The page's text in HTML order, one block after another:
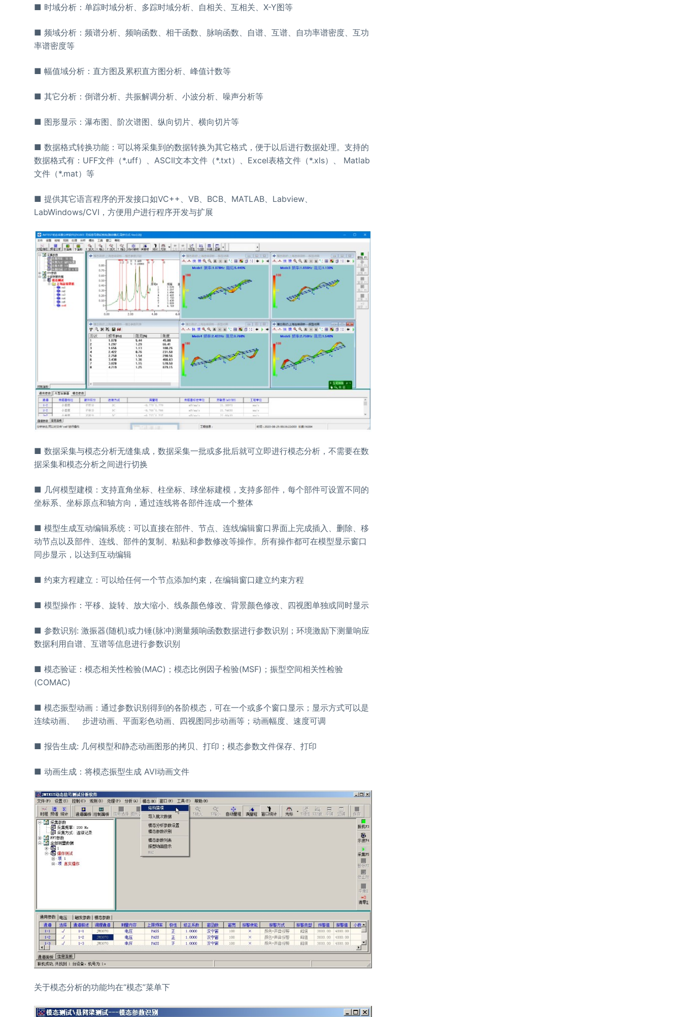
■ 时域分析：单踪时域分析、多踪时域分析、自相关、互相关、X-Y图等
■ 频域分析：频谱分析、频响函数、相干函数、脉响函数、自谱、互谱、自功率谱密度、互功
率谱密度等
■ 幅值域分析：直方图及累积直方图分析、峰值计数等
■ 其它分析：倒谱分析、共振解调分析、小波分析、噪声分析等
■ 图形显示：瀑布图、阶次谱图、纵向切片、横向切片等
■ 数据格式转换功能：可以将采集到的数据转换为其它格式，便于以后进行数据处理。支持的
数据格式有：UFF文件（*.uff）、ASCII文本文件（*.txt）、Excel表格文件（*.xls）、 Matlab
文件（*.mat）等
■ 提供其它语言程序的开发接口如VC++、VB、BCB、MATLAB、Labview、
LabWindows/CVI，方便用户进行程序开发与扩展
■ 数据采集与模态分析无缝集成，数据采集一批或多批后就可立即进行模态分析，不需要在数
据采集和模态分析之间进行切换
■ 几何模型建模：支持直角坐标、柱坐标、球坐标建模，支持多部件，每个部件可设置不同的
坐标系、坐标原点和轴方向，通过连线将各部件连成一个整体
■ 模型生成互动编辑系统：可以直接在部件、节点、连线编辑窗口界面上完成插入、删除、移
动节点以及部件、连线、部件的复制、粘贴和参数修改等操作。所有操作都可在模型显示窗口
同步显示，以达到互动编辑
■ 约束方程建立：可以给任何一个节点添加约束，在编辑窗口建立约束方程
■ 模型操作：平移、旋转、放大缩小、线条颜色修改、背景颜色修改、四视图单独或同时显示
■ 参数识别: 激振器(随机)或力锤(脉冲)测量频响函数数据进行参数识别；环境激励下测量响应
数据利用自谱、互谱等信息进行参数识别
■ 模态验证：模态相关性检验(MAC)；模态比例因子检验(MSF)；振型空间相关性检验
(COMAC)
■ 模态振型动画：通过参数识别得到的各阶模态，可在一个或多个窗口显示；显示方式可以是
连续动画、 步进动画、平面彩色动画、四视图同步动画等；动画幅度、速度可调
■ 报告生成: 几何模型和静态动画图形的拷贝、打印；模态参数文件保存、打印
■ 动画生成：将模态振型生成 AVI动画文件
关于模态分析的功能均在“模态”菜单下